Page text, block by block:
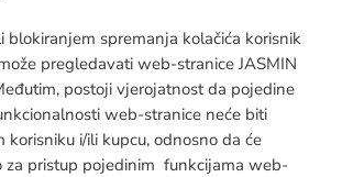
blokiranjem spremanja kolačića korisnik
pregledavati web-stranice JASMIN
postoji vjerojatnost da pojedine
web-stranice neće biti
korisniku i/ili kupcu, odnosno da će
za pristup pojedinim funkcijama web-